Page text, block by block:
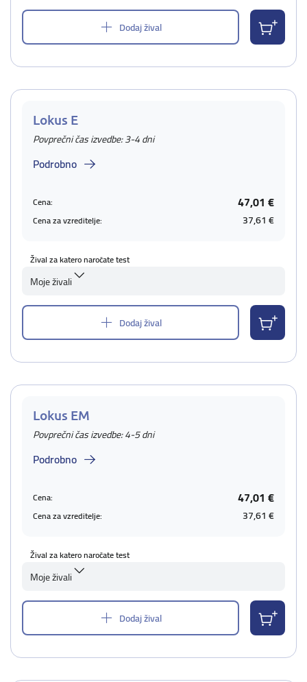
Dodaj žival
Lokus E
Povprečni čas izvedbe: 3-4 dni
Podrobno
Cena: 47,01 €
Cena za vzreditelje: 37,61 €
Žival za katero naročate test
Moje živali
Dodaj žival
Lokus EM
Povprečni čas izvedbe: 4-5 dni
Podrobno
Cena: 47,01 €
Cena za vzreditelje: 37,61 €
Žival za katero naročate test
Moje živali
Dodaj žival